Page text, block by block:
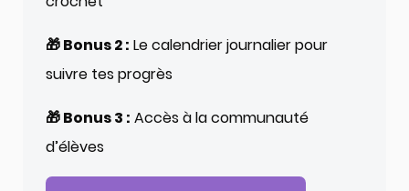
🎁 Bonus 2 : Le calendrier journalier pour
suivre tes progrès
🎁 Bonus 3 : Accès à la communauté
d’élèves